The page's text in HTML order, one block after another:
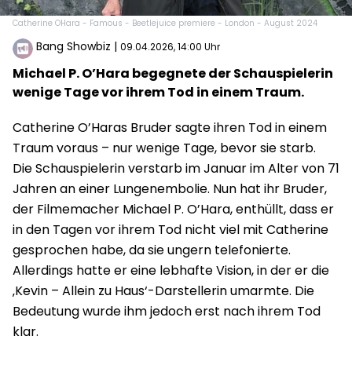
Catherine OHara - Famous - Beetlejuice premiere - London - August 2024
Bang Showbiz | 09.04.2026, 14:00 Uhr
Michael P. O’Hara begegnete der Schauspielerin
wenige Tage vor ihrem Tod in einem Traum.
Catherine O’Haras Bruder sagte ihren Tod in einem
Traum voraus – nur wenige Tage, bevor sie starb.
Die Schauspielerin verstarb im Januar im Alter von 71
Jahren an einer Lungenembolie. Nun hat ihr Bruder,
der Filmemacher Michael P. O’Hara, enthüllt, dass er
in den Tagen vor ihrem Tod nicht viel mit Catherine
gesprochen habe, da sie ungern telefonierte.
Allerdings hatte er eine lebhafte Vision, in der er die
‚Kevin – Allein zu Haus‘-Darstellerin umarmte. Die
Bedeutung wurde ihm jedoch erst nach ihrem Tod
klar.